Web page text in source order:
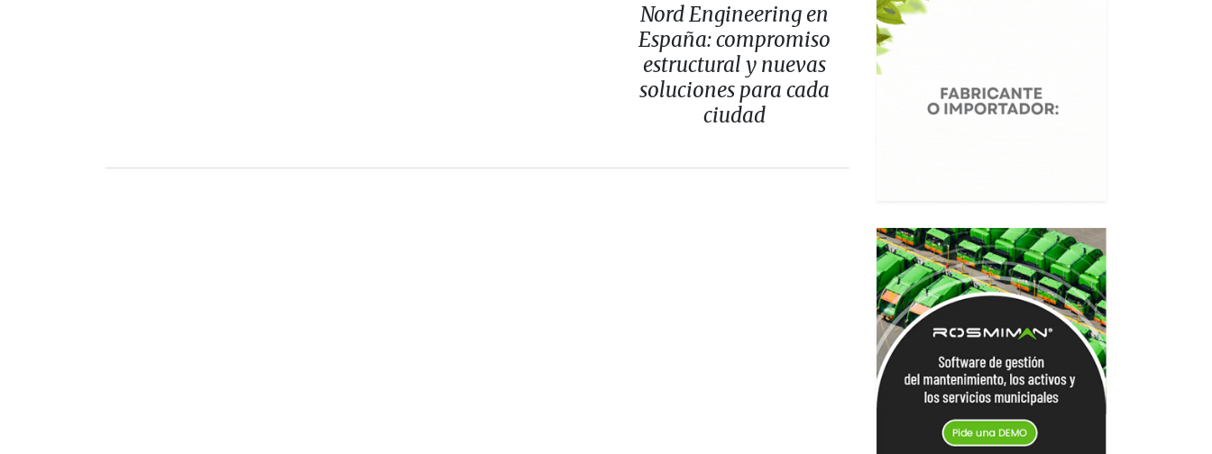
Nord Engineering en
España: compromiso
estructural y nuevas
soluciones para cada
ciudad